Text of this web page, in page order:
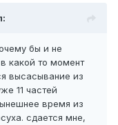
бы и не
какой то момент
высасывание из
11 частей
время из
сдается мне,